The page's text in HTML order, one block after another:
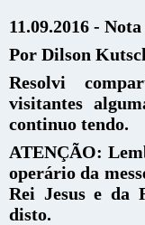
11.09.2016 -
Por Dilson
Resolvi
visitantes
continuo tendo.
ATENÇÃO:
operário da
Rei Jesus e da
disto.